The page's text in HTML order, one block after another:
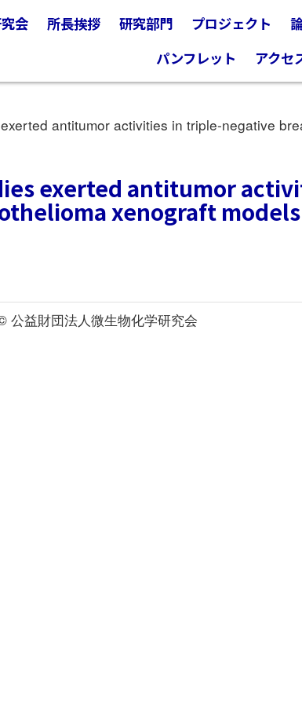
会 所長挨拶 研究部門 プロジェクト
パンフレット
アクセ
antitumor activities in triple-negative
exerted antitumor
xenograft
公益財団法人微生物化学研究会